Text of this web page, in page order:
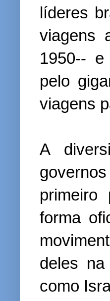
líderes
viagens
1950--
pelo
viagens
A
forma
deles
como